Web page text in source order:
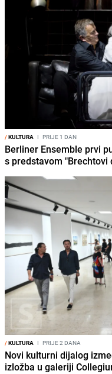
/KULTURA I PRIJE 1 DAN
Berliner Ensemble prvi
s predstavom "Brechtovi
/KULTURA I PRIJE 2 DANA
Novi kulturni dijalog
izložba u galeriji